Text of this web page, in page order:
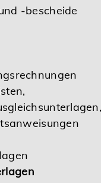
-bescheide